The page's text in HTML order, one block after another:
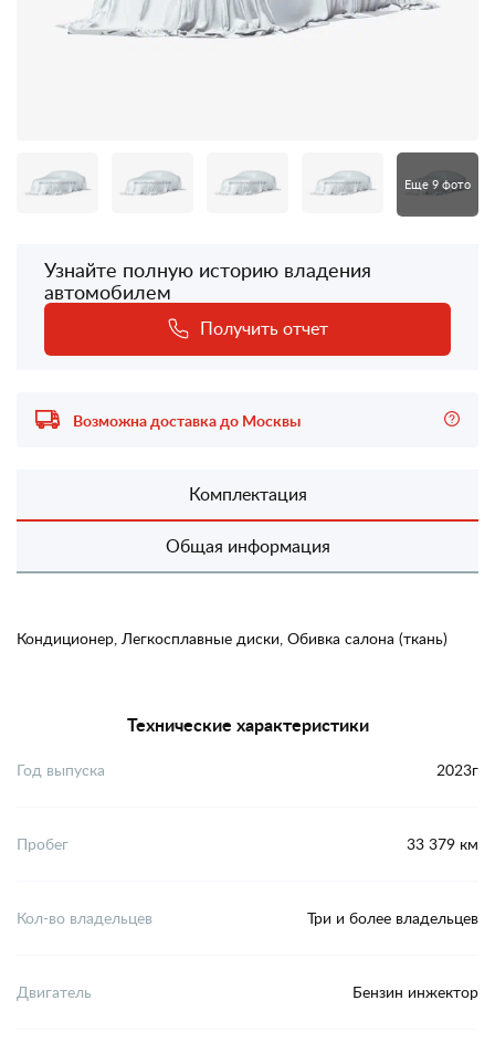
Еще 9 фото
Узнайте полную историю владения
автомобилем
Получить отчет
Возможна доставка до Москвы
Комплектация
Общая информация
Кондиционер, Легкосплавные диски, Обивка салона (ткань)
Технические характеристики
Год выпуска 2023г
Пробег 33 379 км
Кол-во владельцев Три и более владельцев
Двигатель Бензин инжектор